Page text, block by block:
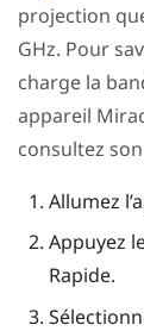
projection
GHz. Pour
charge la
appareil
consultez
Allumez
Appuyez
Rapide.